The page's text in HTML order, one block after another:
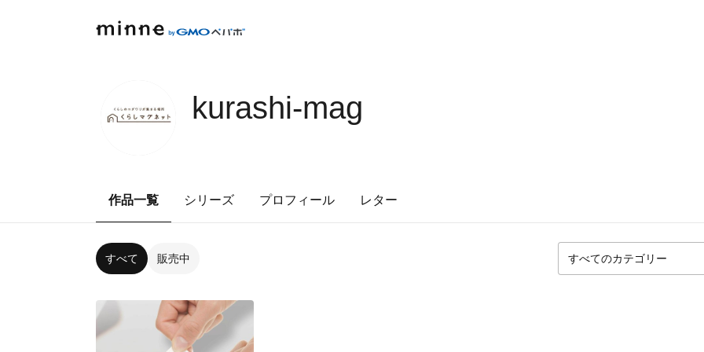
kurashi-mag
作品一覧 シリーズ プロフィール レター
すべて 販売中